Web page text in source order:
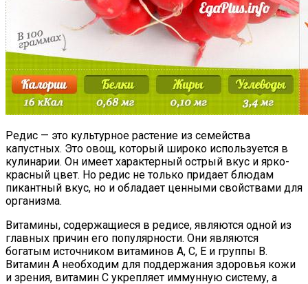
Редис — это культурное растение из семейства
капустных. Это овощ, который широко используется в
кулинарии. Он имеет характерный острый вкус и ярко-
красный цвет. Но редис не только придает блюдам
пикантный вкус, но и обладает ценными свойствами для
организма.
Витамины, содержащиеся в редисе, являются одной из
главных причин его популярности. Они являются
богатым источником витаминов А, С, Е и группы В.
Витамин А необходим для поддержания здоровья кожи
и зрения, витамин С укрепляет иммунную систему, а